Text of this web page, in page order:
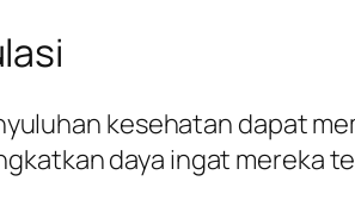
kesehatan dapat
daya ingat mereka